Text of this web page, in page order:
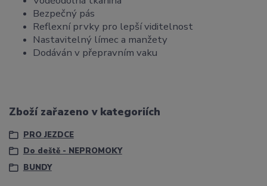
Bezpečný pás
Reflexní prvky pro lepší viditelnost
Nastavitelný límec a manžety
Dodáván v přepravním vaku
Zboží zařazeno v kategoriích
PRO JEZDCE
Do deště - NEPROMOKY
BUNDY